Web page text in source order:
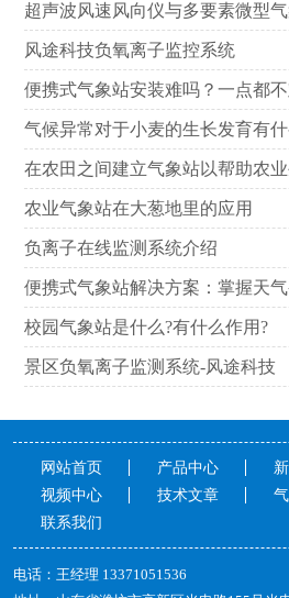
超声波风速风向仪与多要素微型
风途科技负氧离子监控系统
气候异常对于小麦的生长发育有什
在农田之间建立气象站以帮助农
农业气象站在大葱地里的应用
负离子在线监测系统介绍
校园气象站是什么?有什么作用?
景区负氧离子监测系统-风途科技
网站首页 产品中心
视频中心
技术文章
联系我们
电话：王经理13371051536